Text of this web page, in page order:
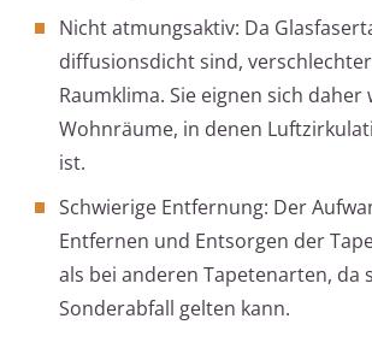
Nicht atmungsaktiv: Da
diffusionsdicht sind,
Raumklima. Sie eignen sich
Wohnräume, in denen
ist.
Schwierige Entfernung: Der
Entfernen und Entsorgen der
als bei anderen Tapetenarten, da
Sonderabfall gelten kann.